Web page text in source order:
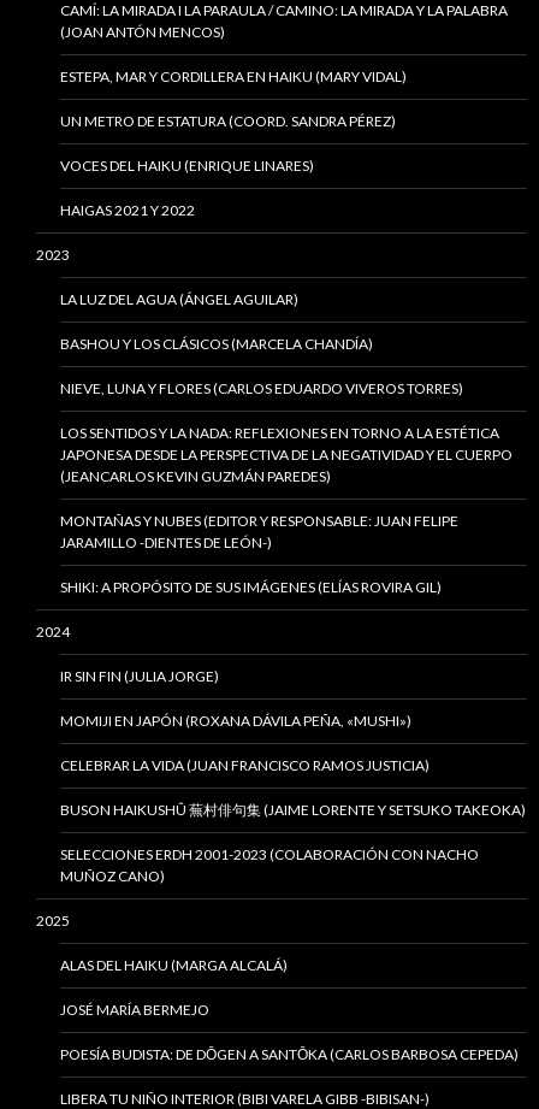
CAMÍ: LA MIRADA I LA PARAULA / CAMINO: LA MIRADA Y LA PALABRA
(JOAN ANTÓN MENCOS)
ESTEPA, MAR Y CORDILLERA EN HAIKU (MARY VIDAL)
UN METRO DE ESTATURA (COORD. SANDRA PÉREZ)
VOCES DEL HAIKU (ENRIQUE LINARES)
HAIGAS 2021 Y 2022
2023
LA LUZ DEL AGUA (ÁNGEL AGUILAR)
BASHOU Y LOS CLÁSICOS (MARCELA CHANDÍA)
NIEVE, LUNA Y FLORES (CARLOS EDUARDO VIVEROS TORRES)
LOS SENTIDOS Y LA NADA: REFLEXIONES EN TORNO A LA ESTÉTICA
JAPONESA DESDE LA PERSPECTIVA DE LA NEGATIVIDAD Y EL CUERPO
(JEANCARLOS KEVIN GUZMÁN PAREDES)
MONTAÑAS Y NUBES (EDITOR Y RESPONSABLE: JUAN FELIPE
JARAMILLO -DIENTES DE LEÓN-)
SHIKI: A PROPÓSITO DE SUS IMÁGENES (ELÍAS ROVIRA GIL)
2024
IR SIN FIN (JULIA JORGE)
MOMIJI EN JAPÓN (ROXANA DÁVILA PEÑA, «MUSHI»)
CELEBRAR LA VIDA (JUAN FRANCISCO RAMOS JUSTICIA)
BUSON HAIKUSHÛ 蕪村俳句集 (JAIME LORENTE Y SETSUKO TAKEOKA)
SELECCIONES ERDH 2001-2023 (COLABORACIÓN CON NACHO
MUÑOZ CANO)
2025
ALAS DEL HAIKU (MARGA ALCALÁ)
JOSÉ MARÍA BERMEJO
POESÍA BUDISTA: DE DŌGEN A SANTŌKA (CARLOS BARBOSA CEPEDA)
LIBERA TU NIÑO INTERIOR (BIBI VARELA GIBB -BIBISAN-)